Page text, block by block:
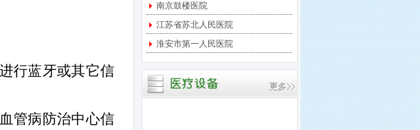
行蓝牙或其它信
管病防治中心信
宝应县中医医院 关于中
央监护系统采购项目进行
竞争
宝应县中医医院 关于多
道生理记录仪采购项目进
行竞
南京鼓楼医院
江苏省苏北人民医院
淮安市第一人民医院